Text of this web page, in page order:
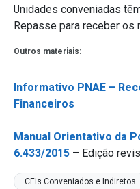
Unidades conveniadas
Repasse para receber os
Outros materiais:
Informativo PNAE –
Financeiros
Manual Orientativo da
6.433/2015 – Edição
CEIs Conveniados e Indiretos